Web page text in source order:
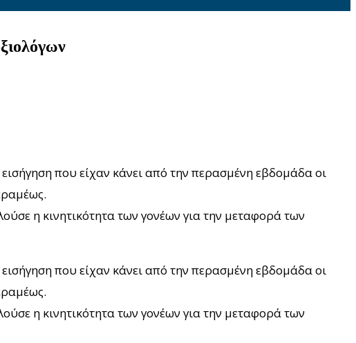
που είχαν κάνει από την περασμένη εβδομάδα οι
η κινητικότητα των γονέων για την μεταφορά των
που είχαν κάνει από την περασμένη εβδομάδα οι
η κινητικότητα των γονέων για την μεταφορά των